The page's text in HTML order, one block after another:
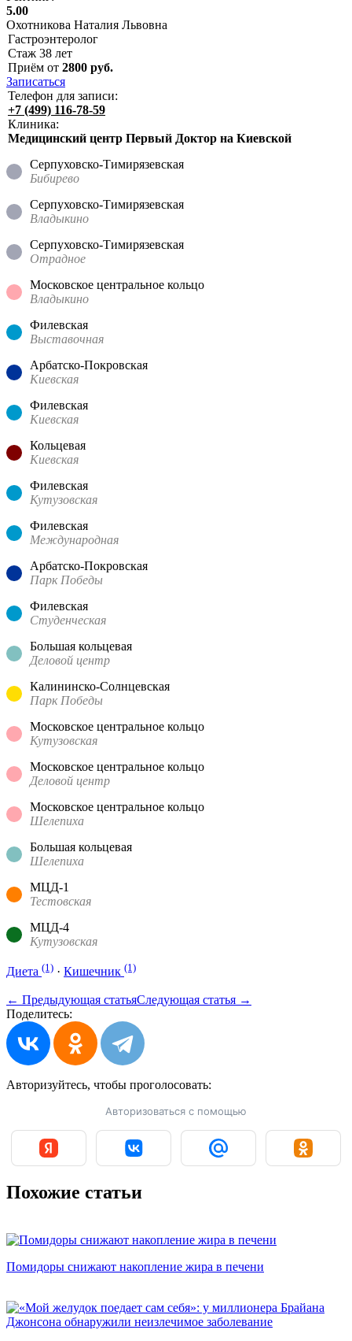
5.00
Охотникова Наталия Львовна
Гастроэнтеролог
Стаж 38 лет
Приём от 2800 руб.
Записаться
Телефон для записи:
+7 (499) 116-78-59
Клиника:
Медицинский центр Первый Доктор на Киевской
Серпуховско-Тимирязевская
Бибирево
Серпуховско-Тимирязевская
Владыкино
Серпуховско-Тимирязевская
Отрадное
Московское центральное кольцо
Владыкино
Филевская
Выставочная
Арбатско-Покровская
Киевская
Филевская
Киевская
Кольцевая
Киевская
Филевская
Кутузовская
Филевская
Международная
Арбатско-Покровская
Парк Победы
Филевская
Студенческая
Большая кольцевая
Деловой центр
Калининско-Солнцевская
Парк Победы
Московское центральное кольцо
Кутузовская
Московское центральное кольцо
Деловой центр
Московское центральное кольцо
Шелепиха
Большая кольцевая
Шелепиха
МЦД-1
Тестовская
МЦД-4
Кутузовская
Диета (1) · Кишечник (1)
← Предыдующая статьяСледующая статья →
Поделитесь:
Авторизуйтесь, чтобы проголосовать:
Авторизоваться с помощью
Похожие статьи
Помидоры снижают накопление жира в печени